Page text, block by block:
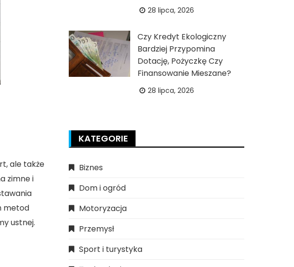
ale także
zimne i
metod
ustnej.
28 lipca, 2026
Czy Kredyt Ekologiczny
Bardziej Przypomina
Dotację, Pożyczkę Czy
Finansowanie Mieszane?
28 lipca, 2026
KATEGORIE
Biznes
Dom i ogród
Motoryzacja
Przemysł
Sport i turystyka